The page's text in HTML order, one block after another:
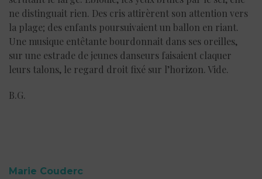
ne distinguait rien. Des cris attirèrent son attention vers
la plage; des enfants poursuivaient un ballon en riant.
Une musique entêtante bourdonnait dans ses oreilles,
sur une estrade de jeunes danseurs faisaient claquer
leurs talons, le regard droit fixé sur l’horizon. Vide.
B.G.
Marie Couderc